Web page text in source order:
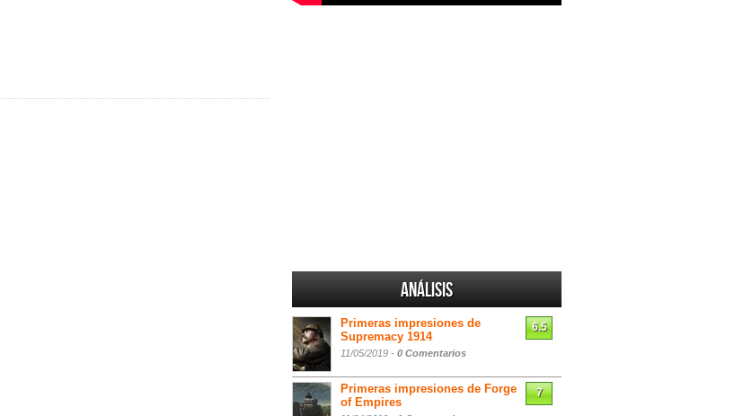
Análisis
Primeras impresiones de
Supremacy 1914
11/05/2019 - 0 Comentarios
6.5
Primeras impresiones de Forge
of Empires
7